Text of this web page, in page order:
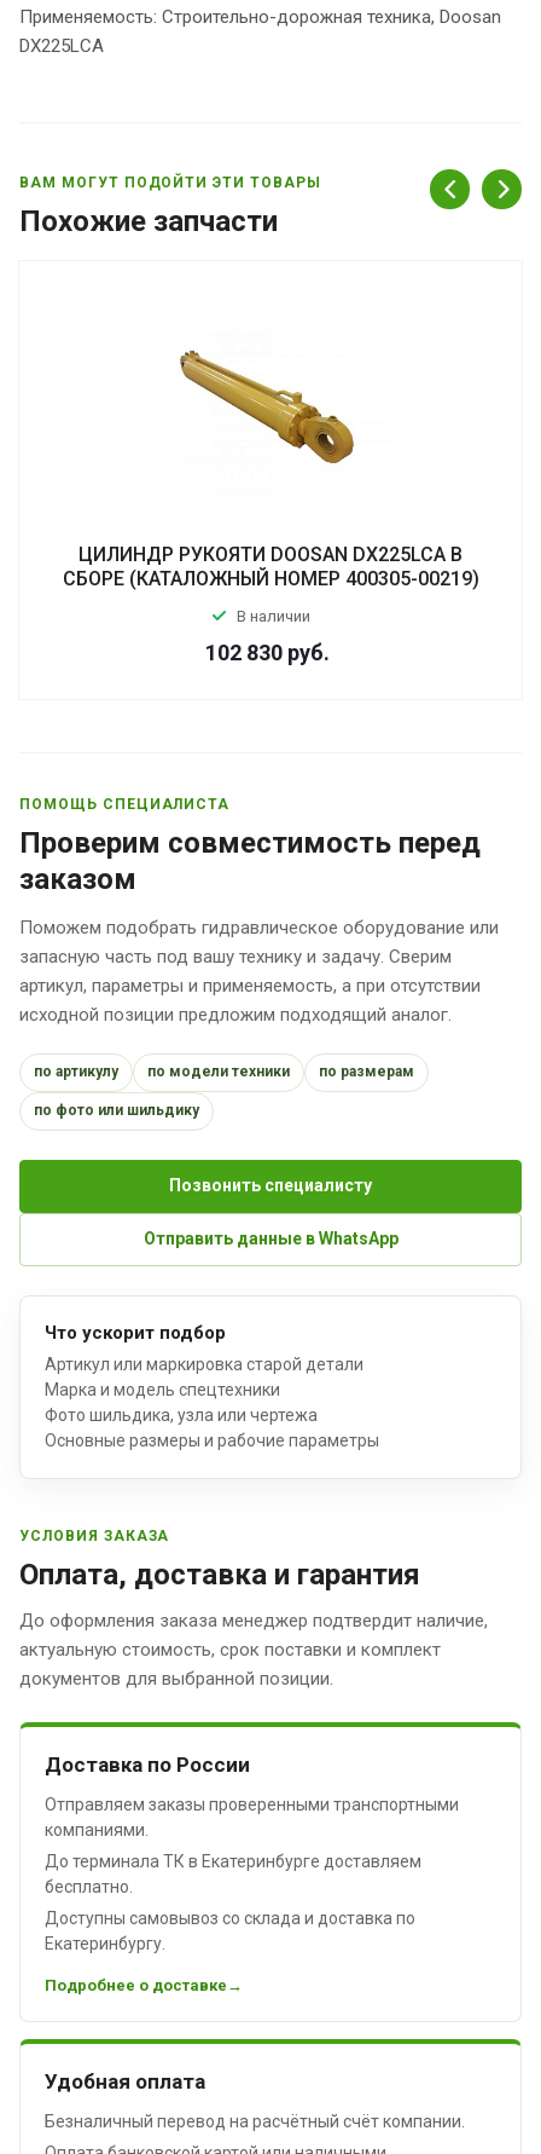
Применяемость: Строительно-дорожная техника, Doosan
DX225LCA
ВАМ МОГУТ ПОДОЙТИ ЭТИ ТОВАРЫ
Похожие запчасти
ЦИЛИНДР РУКОЯТИ DOOSAN DX225LCA В
СБОРЕ (КАТАЛОЖНЫЙ НОМЕР 400305-00219)
В наличии
102 830 руб.
ПОМОЩЬ СПЕЦИАЛИСТА
Проверим совместимость перед
заказом
Поможем подобрать гидравлическое оборудование или
запасную часть под вашу технику и задачу. Сверим
артикул, параметры и применяемость, а при отсутствии
исходной позиции предложим подходящий аналог.
по артикулу по модели техники по размерам
по фото или шильдику
Позвонить специалисту
Отправить данные в WhatsApp
Что ускорит подбор
Артикул или маркировка старой детали
Марка и модель спецтехники
Фото шильдика, узла или чертежа
Основные размеры и рабочие параметры
УСЛОВИЯ ЗАКАЗА
Оплата, доставка и гарантия
До оформления заказа менеджер подтвердит наличие,
актуальную стоимость, срок поставки и комплект
документов для выбранной позиции.
Доставка по России
Отправляем заказы проверенными транспортными
компаниями.
До терминала ТК в Екатеринбурге доставляем
бесплатно.
Доступны самовывоз со склада и доставка по
Екатеринбургу.
Подробнее о доставке
Удобная оплата
Безналичный перевод на расчётный счёт компании.